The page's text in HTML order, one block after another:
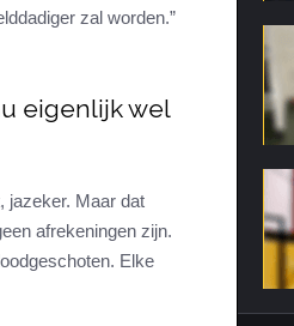
zal worden.”
eigenlijk wel
jazeker. Maar dat
afrekeningen zijn.
Elke